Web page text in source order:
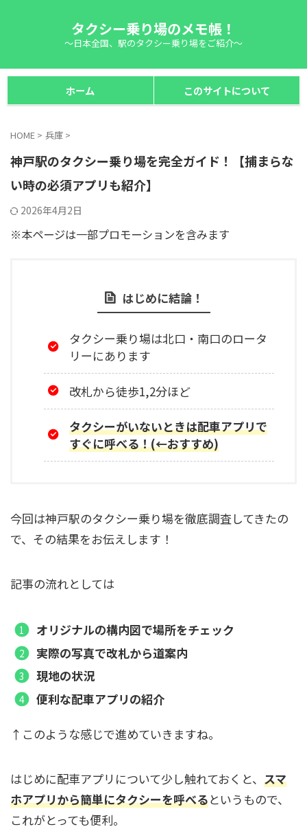
タクシー乗り場のメモ帳！
～日本全国、駅のタクシー乗り場をご紹介～
ホーム このサイトについて
HOME > 兵庫 >
神戸駅のタクシー乗り場を完全ガイド！【捕まらな
い時の必須アプリも紹介】
2026年4月2日
※本ページは一部プロモーションを含みます
はじめに結論！
タクシー乗り場は北口・南口のロータ
リーにあります
改札から徒歩1,2分ほど
タクシーがいないときは配車アプリで
すぐに呼べる！(←おすすめ)
今回は神戸駅のタクシー乗り場を徹底調査してきたの
で、その結果をお伝えします！
記事の流れとしては
オリジナルの構内図で場所をチェック
実際の写真で改札から道案内
現地の状況
便利な配車アプリの紹介
↑このような感じで進めていきますね。
はじめに配車アプリについて少し触れておくと、 スマ
ホアプリから簡単にタクシーを呼べるというもので、
これがとっても便利。